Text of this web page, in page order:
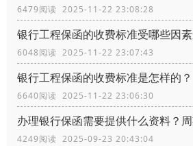
6479阅读 2025-11-22 23:08:28
银行工程保函的收费标准受哪些因
6048阅读 2025-11-22 23:07:43
银行工程保函的收费标准是怎样的？
6640阅读 2025-11-22 23:06:30
办理银行保函需要提供什么资料？
4249阅读 2025-09-23 20:43:04